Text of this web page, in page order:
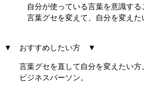
自分が使っている言葉を意識するこ
言葉グセを変えて、自分を変えたい
▼ おすすめしたい方 ▼
言葉グセを直して自分を変えたい方
ビジネスパーソン。